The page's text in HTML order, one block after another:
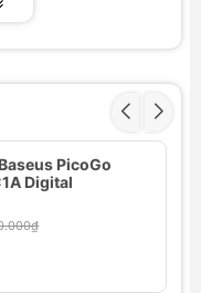
đồng thời 6 thiết
cổng.
iSmart 2.0:
PicoGo
Digital